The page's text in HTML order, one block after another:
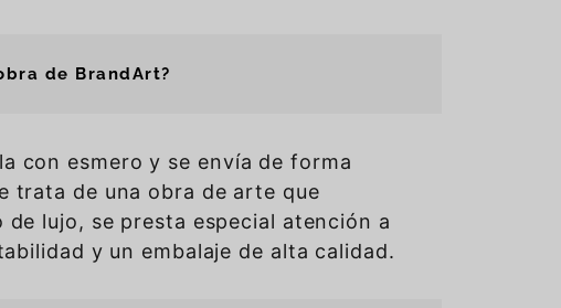
de BrandArt?
con esmero y se envía de forma
trata de una obra de arte que
lujo, se presta especial atención a
y un embalaje de alta calidad.